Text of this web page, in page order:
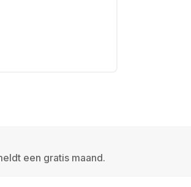
een gratis maand.